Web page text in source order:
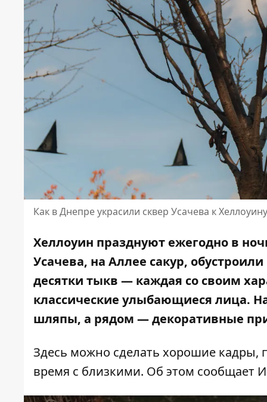
Как в Днепре украсили сквер Усачева к Хеллоуину
Хеллоуин празднуют ежегодно в
Усачева, на Аллее сакур,
десятки тыкв — каждая со своим
классические улыбающиеся лица.
шляпы, а рядом — декоративные
Здесь можно сделать хорошие кадры,
время с близкими. Об этом сообщает